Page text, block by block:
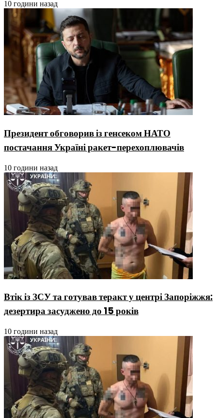
10 години назад
Президент обговорив із генсеком НАТО
постачання Україні ракет-перехоплювачів
10 години назад
Втік із ЗСУ та готував теракт у центрі Запоріжжя:
дезертира засуджено до 15 років
10 години назад